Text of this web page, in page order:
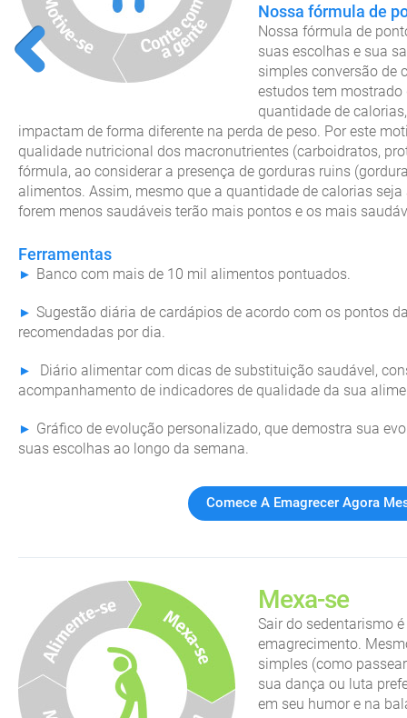
Nossa fórmula de
Nossa fórmula de
suas escolhas e sua
simples conversão de
estudos tem
quantidade de
impactam de forma diferente na perda de peso. Por este
qualidade nutricional dos macronutrientes (carboidratos,
fórmula, ao considerar a presença de gorduras ruins
alimentos. Assim, mesmo que a quantidade de calorias
forem menos saudáveis terão mais pontos e os mais
Ferramentas
Banco com mais de 10 mil alimentos pontuados.
Sugestão diária de cardápios de acordo com os pontos
recomendadas por dia.
Diário alimentar com dicas de substituição saudável,
acompanhamento de indicadores de qualidade da sua
Gráfico de evolução personalizado, que demostra sua
suas escolhas ao longo da semana.
Comece A Emagrecer Agora
Mexa-se
Sair do sedentarismo
emagrecimento.
simples (como
sua dança ou luta
em seu humor e na